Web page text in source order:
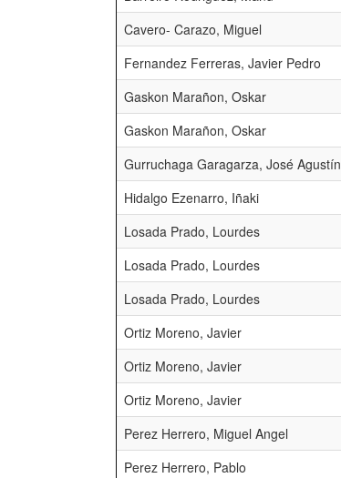
Cavero- Carazo, Miguel
Fernandez Ferreras, Javier Pedro
Gaskon Marañon, Oskar
Gaskon Marañon, Oskar
Gurruchaga Garagarza, José Agustín
Hidalgo Ezenarro, Iñaki
Losada Prado, Lourdes
Losada Prado, Lourdes
Losada Prado, Lourdes
Ortiz Moreno, Javier
Ortiz Moreno, Javier
Ortiz Moreno, Javier
Perez Herrero, Miguel Angel
Perez Herrero, Pablo